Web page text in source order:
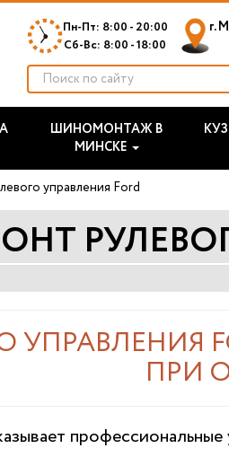
Пн-Пт: 8:00 - 20:00
Сб-Вс: 8:00 - 18:00
г.
ШИНОМОНТАЖ В
МИНСКЕ
управления Ford
УПРАВЛЕНИЯ
ПРИ